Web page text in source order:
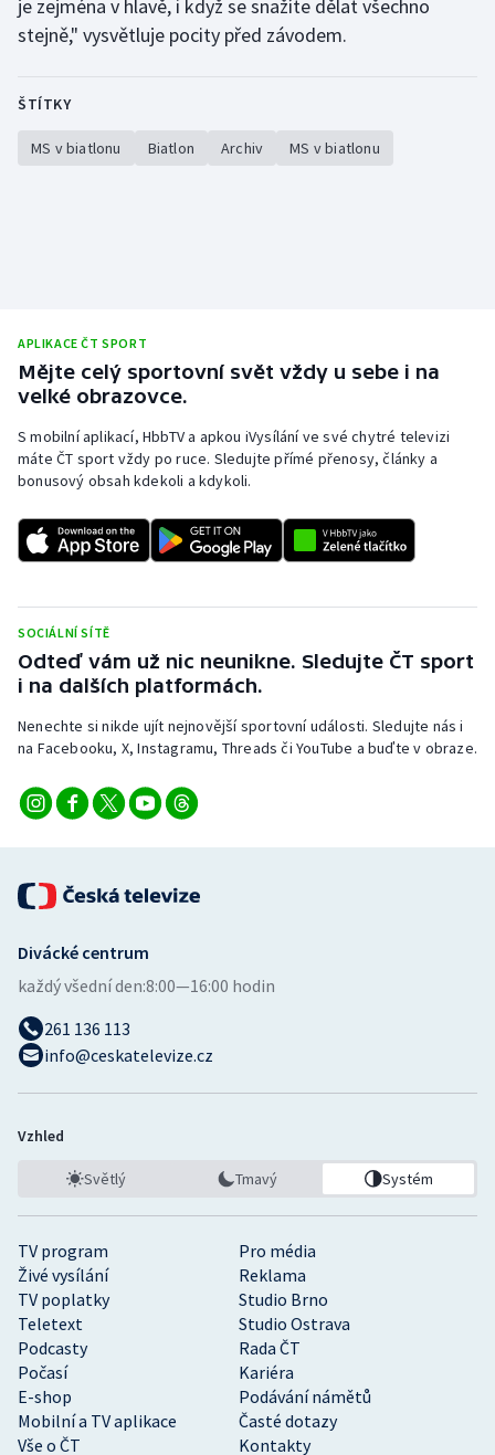
Plavání
Short track
Sportovní střelba
Stolní tenis
Triatlon
Vodní slalom
Volejbal
Ostatní
je zejména v hlavě, i když se snažíte dělat všechno
stejně," vysvětluje pocity před závodem.
ŠTÍTKY
MS v biatlonu Biatlon Archiv MS v biatlonu
APLIKACE ČT SPORT
Mějte celý sportovní svět vždy u sebe i na
velké obrazovce.
S mobilní aplikací, HbbTV a apkou iVysílání ve své chytré televizi
máte ČT sport vždy po ruce. Sledujte přímé přenosy, články a
bonusový obsah kdekoli a kdykoli.
SOCIÁLNÍ SÍTĚ
Odteď vám už nic neunikne. Sledujte ČT sport
i na dalších platformách.
Nenechte si nikde ujít nejnovější sportovní události. Sledujte nás i
na Facebooku, X, Instagramu, Threads či YouTube a buďte v obraze.
TV program
Pro média
Živé vysílání
Reklama
TV poplatky
Studio Brno
Teletext
Studio Ostrava
Podcasty
Rada ČT
Počasí
Kariéra
E-shop
Podávání námětů
Mobilní a TV aplikace
Časté dotazy
Vše o ČT
Kontakty
Divácké centrum
každý všední den:8:00—16:00 hodin
261 136 113
info@ceskatelevize.cz
Vzhled
Světlý Tmavý Systém